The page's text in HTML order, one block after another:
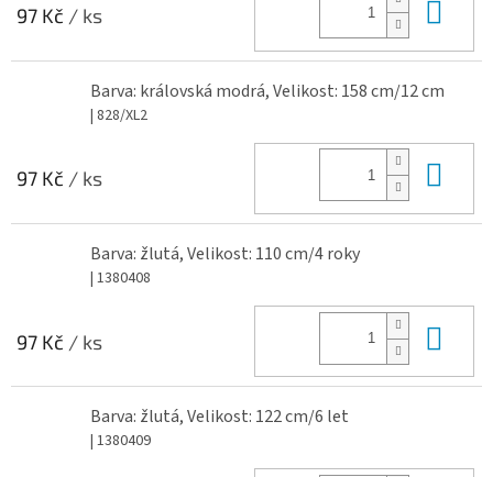
97 Kč / ks
Barva: královská modrá, Velikost: 158 cm/12 cm
| 828/XL2
97 Kč / ks
Barva: žlutá, Velikost: 110 cm/4 roky
| 1380408
97 Kč / ks
Barva: žlutá, Velikost: 122 cm/6 let
| 1380409